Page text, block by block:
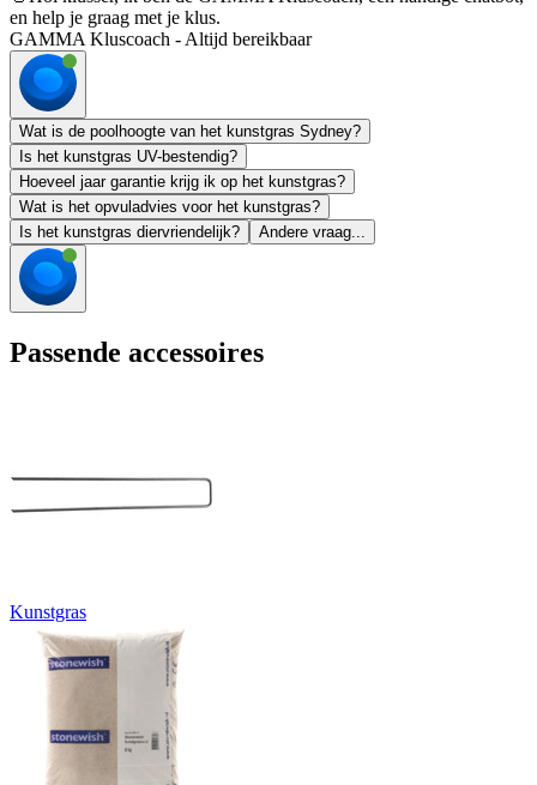
en help je graag met je klus.
GAMMA Kluscoach - Altijd bereikbaar
Wat is de poolhoogte van het kunstgras Sydney?
Is het kunstgras UV-bestendig?
Hoeveel jaar garantie krijg ik op het kunstgras?
Wat is het opvuladvies voor het kunstgras?
Is het kunstgras diervriendelijk?
Andere vraag...
Passende accessoires
Kunstgras